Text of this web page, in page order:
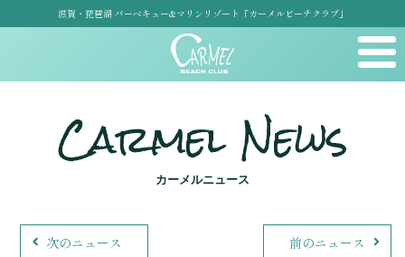
滋賀・琵琶湖 バーベキュー&マリンリゾート「カーメルビーチクラブ」
Carmel News
カーメルニュース
次のニュース 前のニュース